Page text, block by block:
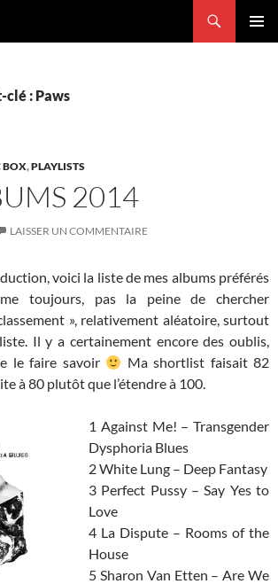
: Paws
BOX,PLAYLISTS
2014
LAISSER UN COMMENTAIRE
voici la liste de mes albums préférés
toujours, pas la peine de chercher
», relativement aléatoire, surtout
Il y a certainement encore des oublis,
le faire savoir
Ma shortlist faisait 82
à 80 plutôt que l’étendre à 100.
1 Against Me! – Transgender
Dysphoria Blues
2 White Lung – Deep Fantasy
3 Perfect Pussy – Say Yes to
Love
4 La Dispute – Rooms of the
House
5 Sharon Van Etten – Are We